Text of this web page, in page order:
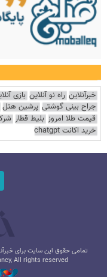
خبرآنلاین راه نو آنلاین بازی
جراح بینی گوشتی پرشین هتل
قیمت طلا امروز بلیط قطار
خرید اکانت chatgpt
تمامی حقوق این سایت برای
All rights reserved